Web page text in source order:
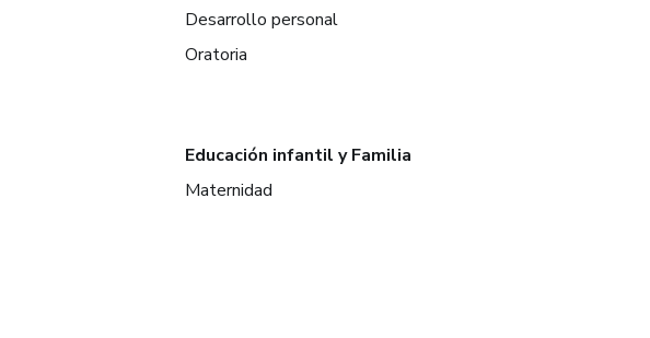
Desarrollo personal
Oratoria
Educación infantil y Familia
Maternidad